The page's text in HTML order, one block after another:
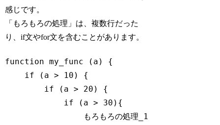
感じです。
「もろもろの処理」は、複数行だった
り、if文やfor文を含むことがあります。
function my_func ( a ) {
if (a > 10 ) {
if (a > 20 ) {
if (a > 30 ){
                もろもろの処理_1